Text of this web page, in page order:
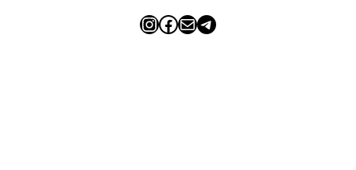
InstagramFacebook Email Telegram